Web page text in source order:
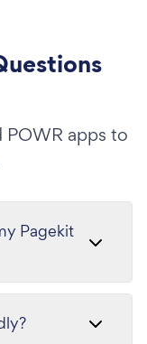
apps to
Pagekit